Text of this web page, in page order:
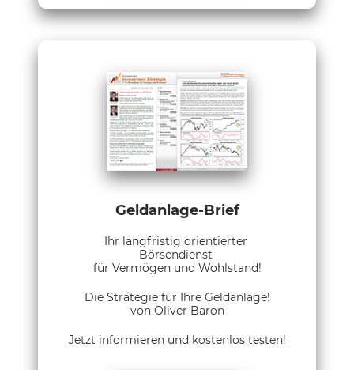
Geldanlage-Brief
Ihr langfristig orientierter
Börsendienst
für Vermögen und Wohlstand!
Die Strategie für Ihre Geldanlage!
von Oliver Baron
Jetzt informieren und kostenlos testen!